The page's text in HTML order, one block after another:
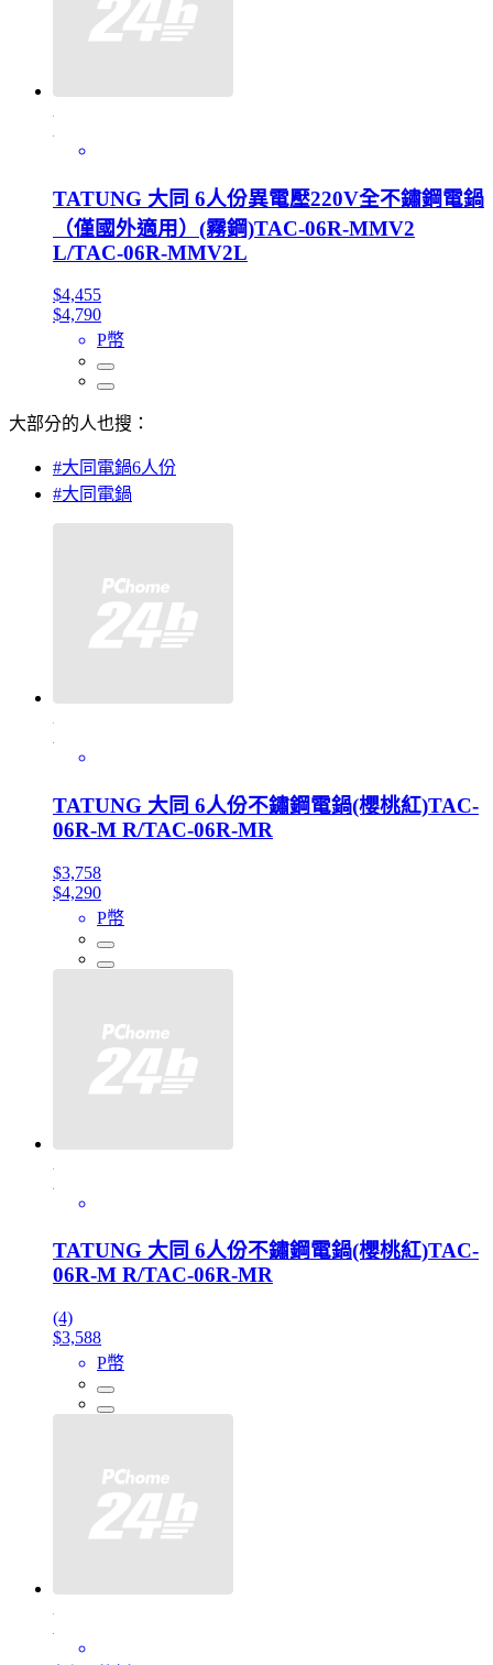
TATUNG 大同 6人份異電壓220V全不鏽鋼電鍋
（僅國外適用）(霧鋼)TAC-06R-MMV2
L/TAC-06R-MMV2L
$4,455
$4,790
P幣
大部分的人也搜：
#大同電鍋6人份
#大同電鍋
TATUNG 大同 6人份不鏽鋼電鍋(櫻桃紅)TAC-
06R-M R/TAC-06R-MR
$3,758
$4,290
P幣
TATUNG 大同 6人份不鏽鋼電鍋(櫻桃紅)TAC-
06R-M R/TAC-06R-MR
(4)
$3,588
P幣